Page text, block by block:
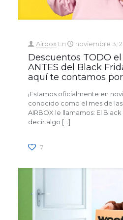
Airbox En noviembre 3,
Descuentos TODO
ANTES del Black
aquí te contamos
¡Estamos oficialmente en
conocido como el mes de
AIRBOX le llamamos: El
decir algo […]
7